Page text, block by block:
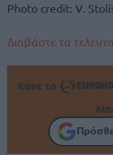
Photo credit: V.
Διαβάστε τα
Κάνε το